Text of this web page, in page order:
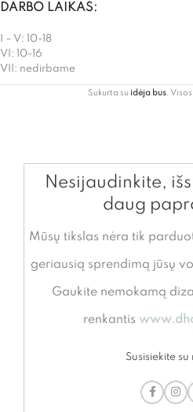
DARBO LAIKAS:
I – V: 10-18
VI: 10-16
VII: nedirbame
Sukurta su idėja bus .
Nesijaudinkite,
daug
Mūsų tikslas nėra tik
geriausią sprendimą jūsų
Gaukite nemokamą
renkantis
Susisiekite su